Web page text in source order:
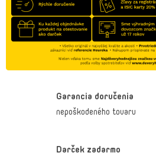
a
c
i
e
p
r
v
y
v
Garancia doručenia
nepoškodeného tovaru
Darček zadarmo